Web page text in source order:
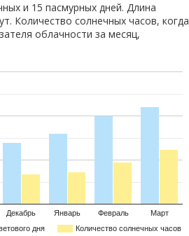
и 15 пасмурных дней. Длина
Количество солнечных часов, когда
облачности за месяц,
дня Количество солнечных часов
Декабрь Январь Февраль Март